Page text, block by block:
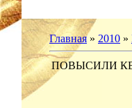
Главная» 2010 »
ПОВЫСИЛИ